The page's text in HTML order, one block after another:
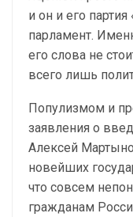
и он и его
парламент.
его слова не
всего лишь
Популизмом и
заявления о
Алексей
новейших
что совсем
гражданам